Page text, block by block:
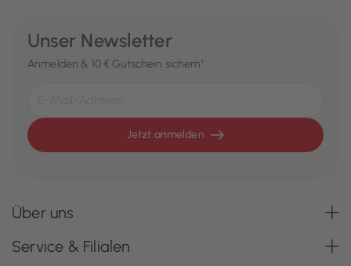
Unser Newsletter
Anmelden & 10 € Gutschein sichern¹
Jetzt anmelden
Über uns
Service & Filialen